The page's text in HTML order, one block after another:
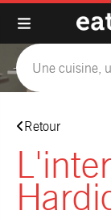
Retour